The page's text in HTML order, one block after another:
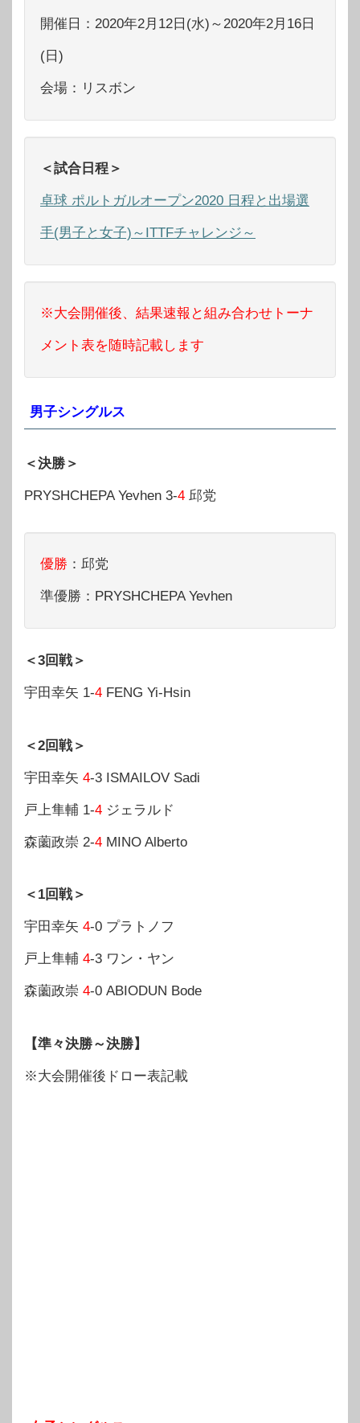
開催日：2020年2月12日(水)～2020年2月16日
(日)
会場：リスボン
＜試合日程＞
卓球 ポルトガルオープン2020 日程と出場選
手(男子と女子)～ITTFチャレンジ～
※大会開催後、結果速報と組み合わせトーナ
メント表を随時記載します
男子シングルス
＜決勝＞
PRYSHCHEPA Yevhen 3-4 邱党
優勝 ：邱党
準優勝：PRYSHCHEPA Yevhen
＜3回戦＞
宇田幸矢 1-4 FENG Yi-Hsin
＜2回戦＞
宇田幸矢 4-3 ISMAILOV Sadi
戸上隼輔 1-4 ジェラルド
森薗政崇 2-4 MINO Alberto
＜1回戦＞
宇田幸矢 4-0 プラトノフ
戸上隼輔 4-3 ワン・ヤン
森薗政崇 4-0 ABIODUN Bode
【準々決勝～決勝】
※大会開催後ドロー表記載